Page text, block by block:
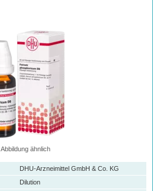
Abbildung ähnlich
DHU-Arzneimittel GmbH & Co. KG
Dilution